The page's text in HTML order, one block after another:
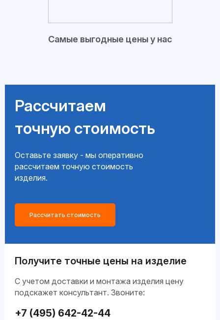
Самые выгодные цены у нас
Рассчитаем
точную стоимость
Оставьте заявку - мы оперативно
рассчитаем точную стоимость
изделия.
Рассчитать стоимость
Получите точные цены на изделие
C учетом доставки и монтажа изделия цену
подскажет консультант. Звоните:
+7 (495) 642-42-44